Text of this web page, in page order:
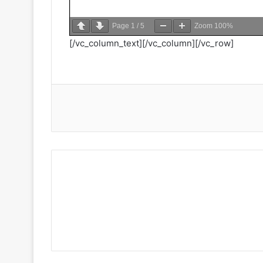
Page 1 / 5 Zoom 100%
[/vc_column_text][/vc_column][/vc_row]